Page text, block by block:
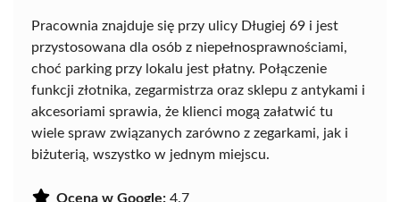
Pracownia znajduje się przy ulicy Długiej 69 i jest
przystosowana dla osób z niepełnosprawnościami,
choć parking przy lokalu jest płatny. Połączenie
funkcji złotnika, zegarmistrza oraz sklepu z antykami i
akcesoriami sprawia, że klienci mogą załatwić tu
wiele spraw związanych zarówno z zegarkami, jak i
biżuterią, wszystko w jednym miejscu.
Ocena w Google: 4.7